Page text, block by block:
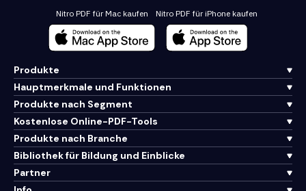
Nitro PDF für Mac kaufen Nitro PDF für iPhone kaufen
Produkte
Hauptmerkmale und Funktionen
Produkte nach Segment
Kostenlose Online-PDF-Tools
Produkte nach Branche
Bibliothek für Bildung und Einblicke
Partner